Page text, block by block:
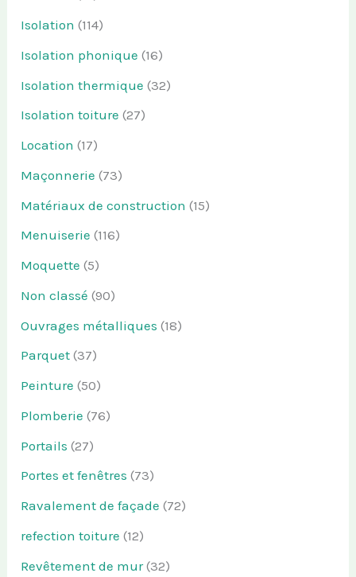
Isolation (114)
Isolation phonique (16)
Isolation thermique (32)
Isolation toiture (27)
Location (17)
Maçonnerie (73)
Matériaux de construction (15)
Menuiserie (116)
Moquette (5)
Non classé (90)
Ouvrages métalliques (18)
Parquet (37)
Peinture (50)
Plomberie (76)
Portails (27)
Portes et fenêtres (73)
Ravalement de façade (72)
refection toiture (12)
Revêtement de mur(32)